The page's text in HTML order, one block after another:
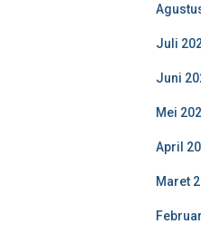
Juli
Juni
Mei
April
Maret